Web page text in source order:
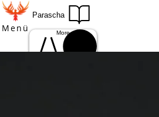
Menü
Parascha
More